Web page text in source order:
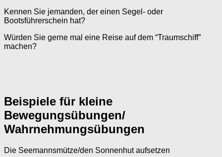
Kennen Sie jemanden, der einen Segel- oder
Bootsführerschein hat?
Würden Sie gerne mal eine Reise auf dem “Traumschiff”
machen?
Beispiele für kleine
Bewegungsübungen/
Wahrnehmungsübungen
Die Seemannsmütze/den Sonnenhut aufsetzen